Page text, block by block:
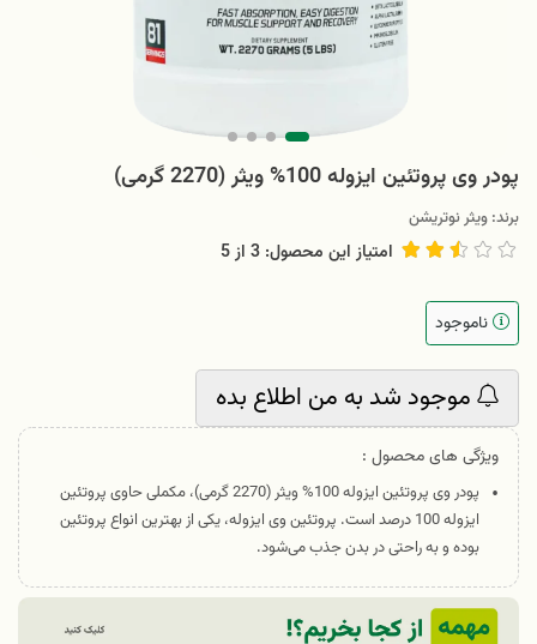
پودر وی پروتئین ایزوله 100% ویثر (2270 گرمی)
برند: ویثر نوتریشن
امتیاز این محصول: 3 از5
ناموجود
موجود شد به من اطلاع بده
ویژگی های محصول :
پودر وی پروتئین ایزوله 100% ویثر (2270 گرمی)، مکملی حاوی پروتئین
ایزوله 100 درصد است. پروتئین وی ایزوله، یکی از بهترین انواع پروتئین
بوده و به راحتی در بدن جذب می‌شود.